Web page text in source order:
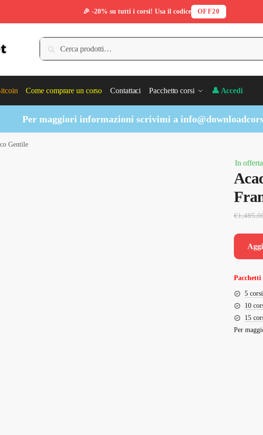
Cerca:
Cerca
Come comprare un corso Contattaci Pacchetto corsi 👤 Accedi
Per maggiori informazioni scrivimi a
Gentile
In
€
Pacchetti
5
10
15
Per
🎉 -20% su tutti i corsi! Usa il codice OFF20